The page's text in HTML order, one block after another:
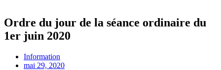
Ordre du jour de la séance ordinaire du
1er juin 2020
Information
mai 29, 2020